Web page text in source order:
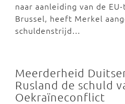
naar aanleiding van de
Brussel, heeft Merkel
schuldenstrijd…
Meerderheid
Rusland de schuld
Oekraïneconflict